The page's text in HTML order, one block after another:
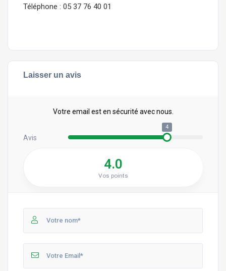
Téléphone : 05 37 76 40 01
Laisser un avis
Votre email est en sécurité avec nous.
Avis
4
4.0
Vos points